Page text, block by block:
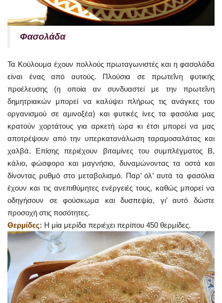
Φασολάδα
Τα Κούλουμα έχουν πολλούς πρωταγωνιστές και η φασολάδα
είναι ένας από αυτούς. Πλούσια σε πρωτεΐνη φυτικής
προέλευσης (η οποία αν συνδυαστεί με την πρωτεΐνη
δημητριακών μπορεί να καλύψει πλήρως τις ανάγκες του
οργανισμού σε αμινοξέα) και φυτικές ίνες τα φασόλια μας
κρατούν χορτάτους για αρκετή ώρα κι έτσι μπορεί να μας
αποτρέψουν από την υπερκατανάλωση ταραμοσαλάτας και
χαλβά. Επίσης περιέχουν βιταμίνες του συμπλέγματος Β,
κάλιο, φώσφορο και μαγνήσιο, δυναμώνοντας τα οστά και
δίνοντας ρυθμό στο μεταβολισμό. Παρ’ όλ’ αυτά τα φασόλια
έχουν και τις ανεπιθύμητες ενέργειές τους, καθώς μπορεί να
οδηγήσουν σε φούσκωμα και δυσπεψία, γι’ αυτό δώστε
προσοχή στις ποσότητες.
Θερμίδες: Η μία μερίδα περιέχει περίπου 450 θερμίδες.